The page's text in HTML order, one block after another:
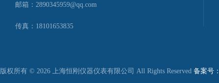
邮箱：2890345959@qq.com
传真：18101653835
版权所有 © 2026 上海恒刚仪器仪表有限公司 All Rights Reserved 备案号